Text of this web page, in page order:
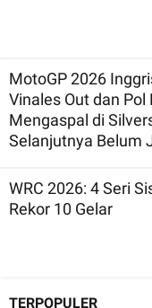
MotoGP 2026
Vinales Out dan Pol
Mengaspal di
Selanjutnya Belum
WRC 2026: 4 Seri
Rekor 10 Gelar
TERPOPULER